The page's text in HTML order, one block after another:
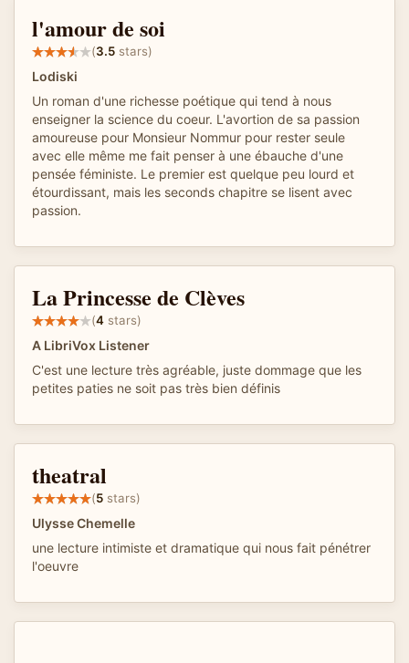
l'amour de soi
(3.5 stars)
Lodiski
Un roman d'une richesse poétique qui tend à nous
enseigner la science du coeur. L'avortion de sa passion
amoureuse pour Monsieur Nommur pour rester seule
avec elle même me fait penser à une ébauche d'une
pensée féministe. Le premier est quelque peu lourd et
étourdissant, mais les seconds chapitre se lisent avec
passion.
La Princesse de Clèves
(4 stars)
A LibriVox Listener
C'est une lecture très agréable, juste dommage que les
petites paties ne soit pas très bien définis
theatral
(5 stars)
Ulysse Chemelle
une lecture intimiste et dramatique qui nous fait pénétrer
l'oeuvre